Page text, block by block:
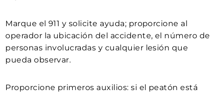
Marque el 911 y solicite ayuda; proporcione al
operador la ubicación del accidente, el número de
personas involucradas y cualquier lesión que
pueda observar.
Proporcione primeros auxilios: si el peatón está